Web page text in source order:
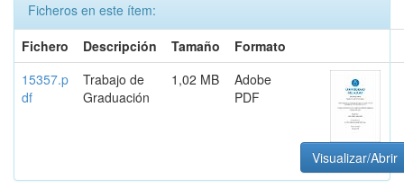
Ficheros en este ítem:
Fichero
Descripción Tamaño
Formato
15357.p
df
Trabajo de
Graduación
1,02 MB
Adobe
PDF
Visualizar/Abrir